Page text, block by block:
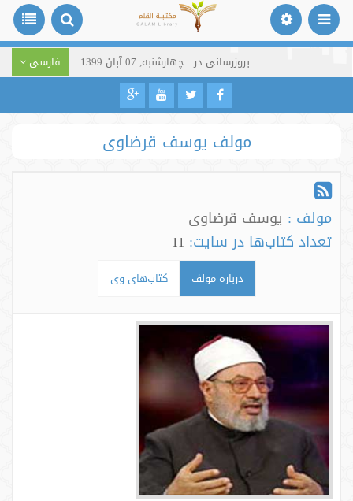
بروزرسانی در : چهارشنبه, 07 آبان 1399 فارسی
مولف یوسف قرضاوی
مولف : یوسف قرضاوی
تعداد کتاب‌ها در سایت: 11
درباره مولف کتاب‌های وی